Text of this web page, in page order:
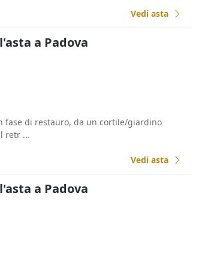
Vedi asta
a Padova
fase di restauro, da un cortile/giardino
retr ...
Vedi asta
a Padova